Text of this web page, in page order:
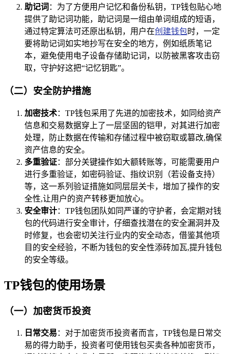
助记词 ：为了方便用户记忆和备份私钥，TP钱包贴心地
提供了助记词功能，助记词是一组由单词组成的短语，
通过特定算法可还原出私钥，用户在创建钱包时，一定
要将助记词如实地抄写在安全的地方，例如纸质笔记
本，避免使用电子设备存储助记词，以防被黑客攻击窃
取，守护好这把“记忆钥匙”。
（二）安全防护措施
加密技术：TP钱包采用了先进的加密技术，如同给资产
信息和交易数据穿上了一层坚固的铠甲，对其进行加密
处理，防止数据在传输和存储过程中被窃取或篡改,确保
资产信息的安全。
多重验证：部分关键操作如大额转账等，可能需要用户
进行多重验证，如密码验证、指纹识别（若设备支持）
等，这一系列验证措施如同层层关卡，增加了操作的安
全性,让用户的资产转移更加放心。
安全审计：TP钱包团队如同严谨的守护者，会定期对钱
包的代码进行安全审计，仔细查找潜在的安全漏洞并及
时修复，也会密切关注行业内的安全动态，借鉴其他项
目的安全经验，不断为钱包的安全性添砖加瓦,提升钱包
的安全等级。
TP钱包的使用场景
（一）加密货币投资
日常交易 ：对于加密货币投资者而言，TP钱包是日常交
易的得力助手，投资者可使用钱包买卖各种加密货币，